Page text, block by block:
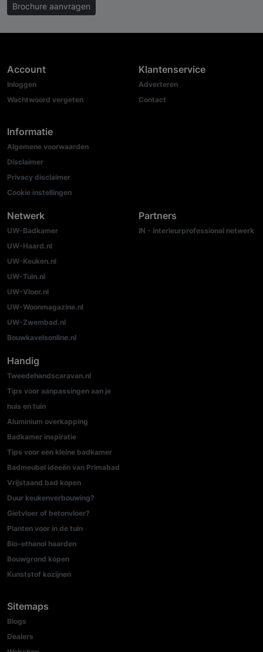
Brochure aanvragen
Account
Inloggen
Wachtwoord vergeten
Informatie
Algemene voorwaarden
Disclaimer
Privacy disclaimer
Cookie instellingen
Klantenservice
Adverteren
Contact
Netwerk
UW-Badkamer
UW-Haard.nl
UW-Keuken.nl
UW-Tuin.nl
UW-Vloer.nl
UW-Woonmagazine.nl
UW-Zwembad.nl
Bouwkavelsonline.nl
Partners
IN - interieurprofessional netwerk
Handig
Tweedehandscaravan.nl
Tips voor aanpassingen aan je
huis en tuin
Aluminium overkapping
Badkamer inspiratie
Tips voor een kleine badkamer
Badmeubel ideeën van Primabad
Vrijstaand bad kopen
Duur keukenverbouwing?
Gietvloer of betonvloer?
Planten voor in de tuin
Bio-ethanol haarden
Bouwgrond kopen
Kunststof kozijnen
Sitemaps
Blogs
Dealers